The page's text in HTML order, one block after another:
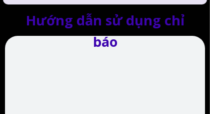
Hướng dẫn sử dụng chỉ
báo